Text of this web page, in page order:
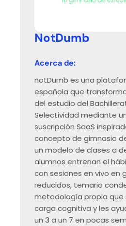
NotDumb
Acerca de:
notDumb es una
española que
del estudio del
Selectividad mediante
suscripción SaaS
concepto de gimnasio
un modelo de clases a
alumnos entrenan el
con sesiones en vivo en
reducidos, temario
metodología propia que
carga cognitiva y les
un 3 a un 7 en pocas